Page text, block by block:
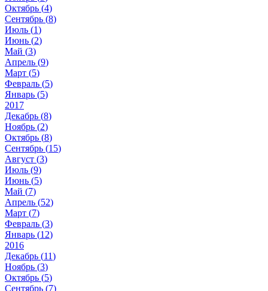
Октябрь (4)
Сентябрь (8)
Июль (1)
Июнь (2)
Май (3)
Апрель (9)
Март (5)
Февраль (5)
Январь (5)
2017
Декабрь (8)
Ноябрь (2)
Октябрь (8)
Сентябрь (15)
Август (3)
Июль (9)
Июнь (5)
Май (7)
Апрель (52)
Март (7)
Февраль (3)
Январь (12)
2016
Декабрь (11)
Ноябрь (3)
Октябрь (5)
Сентябрь (7)